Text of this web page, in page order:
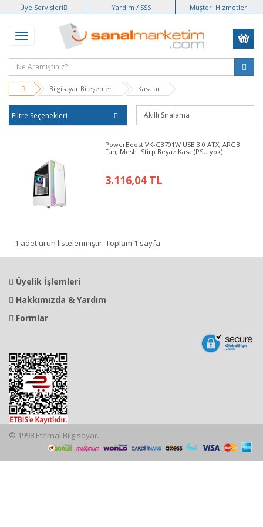
Üye Servisleri Yardım / SSS Müşteri Hizmetleri
Bilgisayar Bileşenleri Kasalar
Filtre Seçenekleri
PowerBoost VK-G3701W USB 3.0 ATX, ARGB
Fan, Mesh+Stirp Beyaz Kasa (PSU yok)
3.116,04 TL
1 adet ürün listelenmiştir. Toplam 1 sayfa
Üyelik İşlemleri
Hakkımızda & Yardım
Formlar
© 1998 Eternal Bilgisayar.